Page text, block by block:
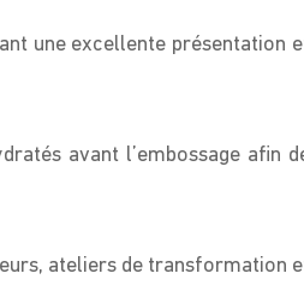
une excellente présentation
avant l’embossage afin
ateliers de transformation